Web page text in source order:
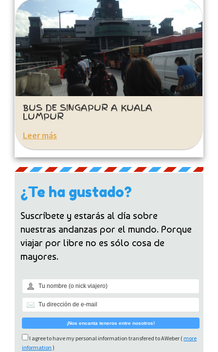
BUS DE SINGAPUR A KUALA
LUMPUR
Leer más
¿Te ha gustado?
Suscríbete y estarás al día sobre
nuestras andanzas por el mundo. Porque
viajar por libre no es sólo cosa de
mayores.
I agree to have my personal information transfered to AWeber ( more
information )